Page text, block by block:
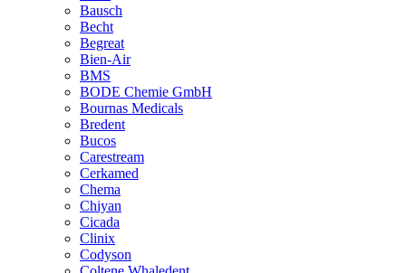
Bausch
Becht
Begreat
Bien-Air
BMS
BODE Chemie GmbH
Bournas Medicals
Bredent
Bucos
Carestream
Cerkamed
Chema
Chiyan
Cicada
Clinix
Codyson